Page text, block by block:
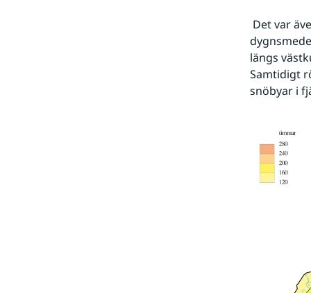
längs
Samtidigt
snöbyar i